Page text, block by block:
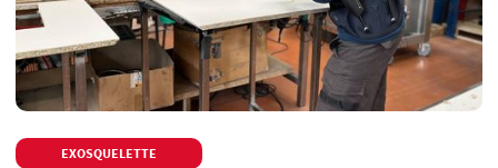
EXOSQUELETTE